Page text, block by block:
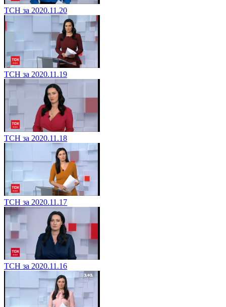
ТСН за 2020.11.20
ТСН за 2020.11.19
ТСН за 2020.11.18
ТСН за 2020.11.17
ТСН за 2020.11.16